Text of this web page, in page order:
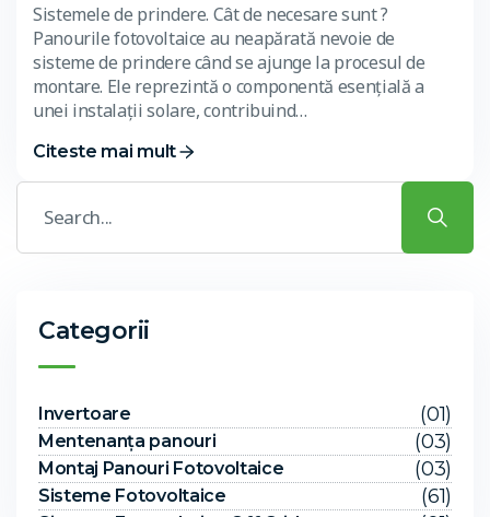
Sistemele de prindere. Cât de necesare sunt ?
Panourile fotovoltaice au neapărată nevoie de
sisteme de prindere când se ajunge la procesul de
montare. Ele reprezintă o componentă esențială a
unei instalații solare, contribuind…
Citeste mai mult
Categorii
Invertoare (01)
Mentenanța panouri (03)
Montaj Panouri Fotovoltaice (03)
Sisteme Fotovoltaice (61)